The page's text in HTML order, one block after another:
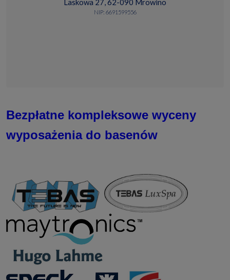
Laskowa 27, 62-090 Mrowino
NIP: 6691599556
Bezpłatne kompleksowe wyceny
wyposażenia do basenów